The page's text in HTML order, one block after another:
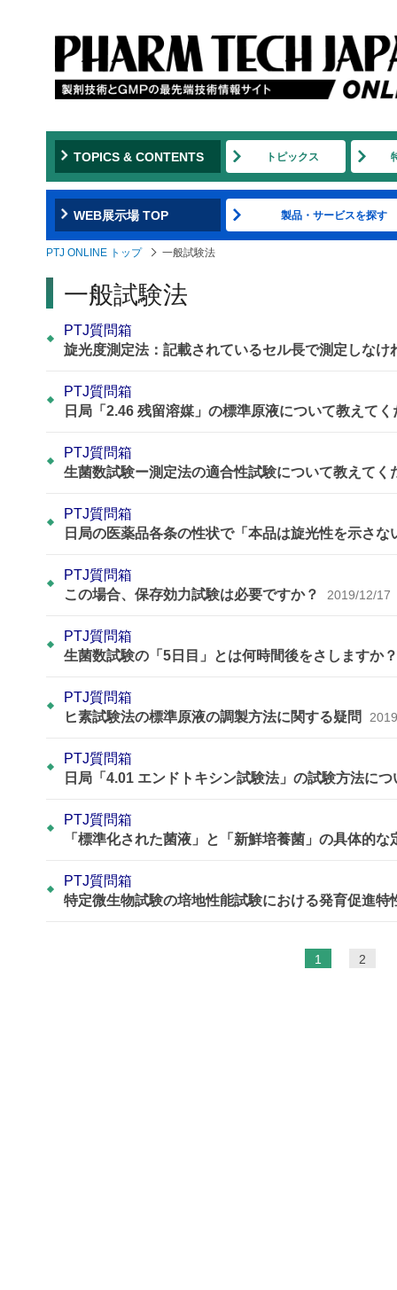
TOPICS & CONTENTS トピックス
WEB展示場 TOP 製品・サービスを探す
PTJ ONLINE トップ 一般試験法
一般試験法
PTJ質問箱
旋光度測定法：記載されているセル長で測定しな
PTJ質問箱
日局「2.46 残留溶媒」の標準原液について教えて
PTJ質問箱
生菌数試験ー測定法の適合性試験について教えてく
PTJ質問箱
日局の医薬品各条の性状で「本品は旋光性を示さ
PTJ質問箱
この場合、保存効力試験は必要ですか？
2019/12/17
PTJ質問箱
生菌数試験の「5日目」とは何時間後をさしますか
PTJ質問箱
ヒ素試験法の標準原液の調製方法に関する疑問
PTJ質問箱
日局「4.01 エンドトキシン試験法」の試験方法に
PTJ質問箱
「標準化された菌液」と「新鮮培養菌」の具体的
PTJ質問箱
特定微生物試験の培地性能試験における発育促進
1 2